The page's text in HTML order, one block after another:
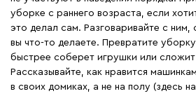
уборке с раннего возраста, если
это делал сам. Разговаривайте с ним,
вы что-то делаете. Превратите
быстрее соберет игрушки или сложит
Рассказывайте, как нравится
в своих домиках, а не на полу (здесь